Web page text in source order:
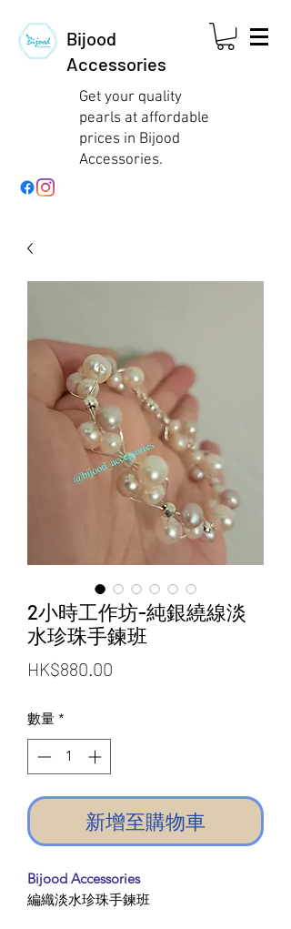
Bijood
Accessories
Get your quality
pearls at affordable
prices in Bijood
Accessories.
2小時工作坊-純銀繞線淡
水珍珠手鍊班
HK$880.00
數量 *
新增至購物車
Bijood Accessories
編織淡水珍珠手鍊班